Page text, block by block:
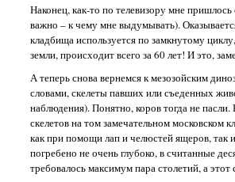
Наконец, как-то по телевизору мне
важно – к чему мне выдумывать).
кладбища используется по замкнутому
земли, происходит всего за 60 лет! И это,
А теперь снова вернемся к мезозойским
словами, скелеты павших или съеденных
наблюдения). Понятно, коров тогда не
скелетов на том замечательном
как при помощи лап и челюстей ящеров, так
погребено не очень глубоко, в считанные
требовалось максимум пара столетий, а